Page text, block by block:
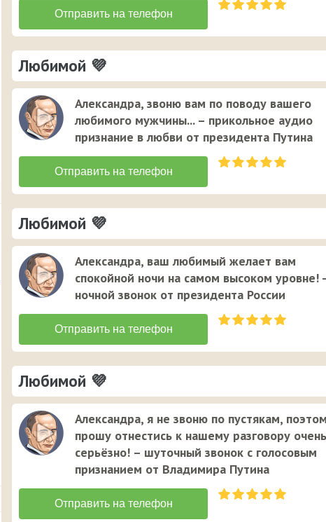
Любимой 💜
Александра, звоню вам по поводу вашего
любимого мужчины... – прикольное аудио
признание в любви от президента Путина
Любимой 💜
Александра, ваш любимый желает вам
спокойной ночи на самом высоком уровне! -
ночной звонок от президента России
Любимой 💜
Александра, я не звоню по пустякам,
прошу отнестись к нашему разговору очень
серьёзно! – шуточный звонок с голосовым
признанием от Владимира Путина